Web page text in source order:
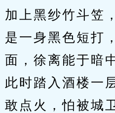
加上黑纱竹斗笠
是一身黑色短打
面，徐离能于暗
此时踏入酒楼一
敢点火，怕被城